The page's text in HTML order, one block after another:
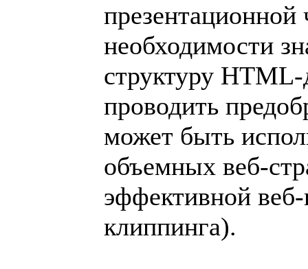
презентационной
необходимости
структуру
проводить
может быть
объемных веб-
эффективной
клиппинга).